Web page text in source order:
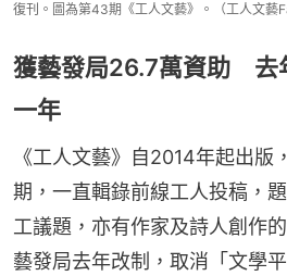
復刊。圖為第43期《工人文藝》。（工人文藝
獲藝發局26.7萬資助 去
一年
《工人文藝》自2014年起出版
期，一直輯錄前線工人投稿，
工議題，亦有作家及詩人創作
藝發局去年改制，取消「文學